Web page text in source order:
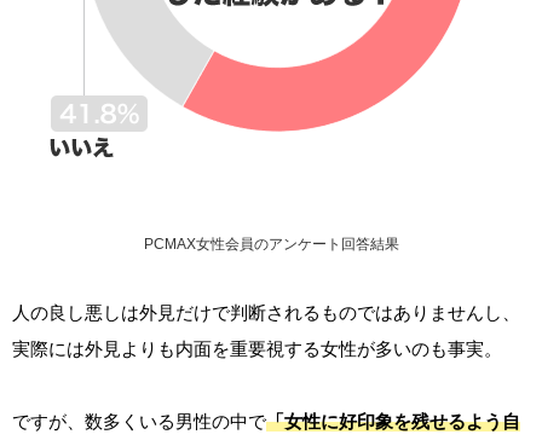
PCMAX女性会員のアンケート回答結果
人の良し悪しは外見だけで判断されるものではありませんし、
実際には外見よりも内面を重要視する女性が多いのも事実。
ですが、数多くいる男性の中で「女性に好印象を残せるよう自